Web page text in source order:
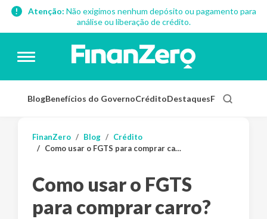
Atenção: Não exigimos nenhum depósito ou pagamento para
análise ou liberação de crédito.
BlogBenefícios do GovernoCréditoDestaquesFinanças
FinanZero Blog
Crédito
Como usar o FGTS para comprar carro?
Como usar o FGTS
para comprar carro?